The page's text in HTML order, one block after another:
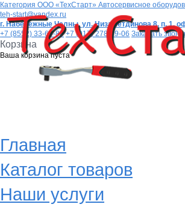
Категория ООО «ТехСтарт» Автосервисное
teh-start@yandex.ru
г. Набережные Челны, ул. Низаметдинова 8, п. 1,
+7 (8552) 33-64-80 +7 (917) 278-99-06 Заказать
Корзина
Ваша корзина пуста
Главная
Каталог товаров
Наши услуги